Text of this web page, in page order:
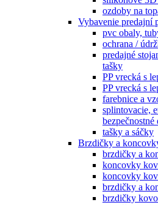
ozdoby na
Vybavenie predajní
pvc obaly,
ochrana /
predajné
tašky
PP vrecká s
PP vrecká s
farebnice a
splintovacie,
tašky a sáčky
Brzdičky a
brzdičky a
koncovky
koncovky
brzdičky a
brzdičky